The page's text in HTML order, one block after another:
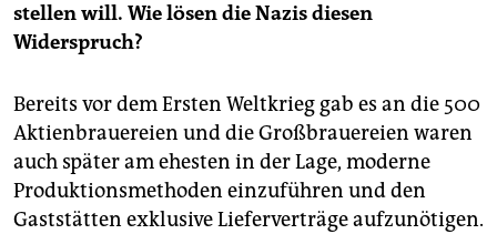
stellen will. Wie lösen die Nazis diesen
Widerspruch?
Bereits vor dem Ersten Weltkrieg gab es an die 500
Aktienbrauereien und die Großbrauereien waren
auch später am ehesten in der Lage, moderne
Produktionsmethoden einzuführen und den
Gaststätten exklusive Lieferverträge aufzunötigen.